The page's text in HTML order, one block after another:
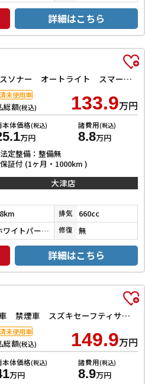
詳細はこちら
X バックカメラ クリアランスソナー オートライト スマートキー 電動格納ミラー CVT ABS USB アルミホイール エアコン パワーステアリング パワーウィンドウ
総額(税込) 133.9万円
本体価格(税込)
万円
諸費用(税込)
8.8万円
法定整備：整備無
保証付 (1ヶ月・1000km )
未使用車
大津店
排気 660cc
ホワイトパール３コートパール 修復 無
詳細はこちら
ハイブリッドL 届出済未使用車 禁煙車 スズキセーフティサポート LEDヘッドライト スマートキー プッシュスタート アイドリングストップ 障害物センサー 運転席シートヒーター オートエアコン
総額(税込) 149.9万円
本体価格(税込)
万円
諸費用(税込)
8.9万円
未使用車